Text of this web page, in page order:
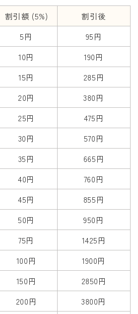
割引額 (5%)
割引後
5円
95円
10円
190円
15円
285円
20円
380円
25円
475円
30円
570円
35円
665円
40円
760円
45円
855円
50円
950円
75円
1425円
100円
1900円
150円
2850円
200円
3800円